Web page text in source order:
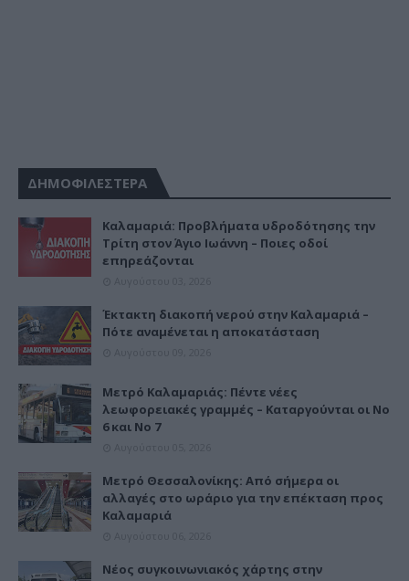
ΔΗΜΟΦΙΛΕΣΤΕΡΑ
Καλαμαριά: Προβλήματα υδροδότησης την
Τρίτη στον Άγιο Ιωάννη – Ποιες οδοί
επηρεάζονται
Έκτακτη διακοπή νερού στην Καλαμαριά –
Πότε αναμένεται η αποκατάσταση
Μετρό Καλαμαριάς: Πέντε νέες
λεωφορειακές γραμμές – Καταργούνται οι Νο
6 και Νο 7
Μετρό Θεσσαλονίκης: Από σήμερα οι
αλλαγές στο ωράριο για την επέκταση προς
Καλαμαριά
Νέος συγκοινωνιακός χάρτης στην